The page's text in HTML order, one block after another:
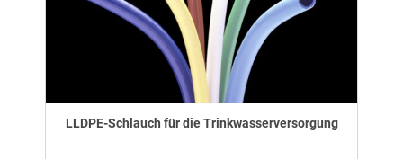
LLDPE-Schlauch für die Trinkwasserversorgung